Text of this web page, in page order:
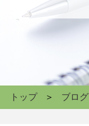
トップ ブログ